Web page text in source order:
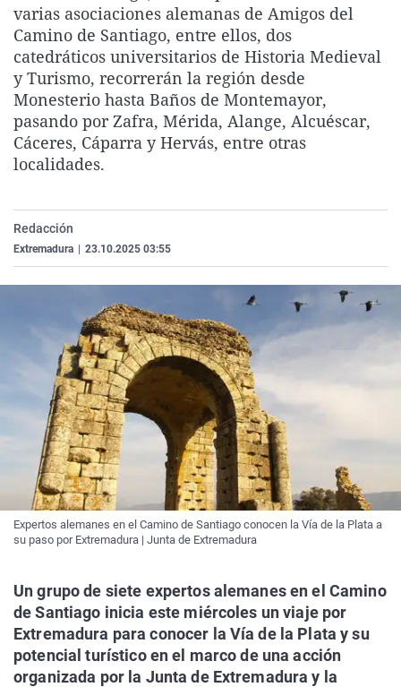
La rosa de los vientos
Gente viajera
Como el perro y el
Caso
Retornados
Equipo de
Operación Viuda
Extremadura
Galicia
La Rioja
Navarra
País Vasco
Virales
Televisión
Elecciones
varias asociaciones alemanas de Amigos del
Camino de Santiago, entre ellos, dos
catedráticos universitarios de Historia Medieval
y Turismo, recorrerán la región desde
Monesterio hasta Baños de Montemayor,
pasando por Zafra, Mérida, Alange, Alcuéscar,
Cáceres, Cáparra y Hervás, entre otras
localidades.
Redacción
Extremadura 23.10.2025 03:55
Expertos alemanes en el Camino de Santiago conocen la Vía de la Plata a
su paso por Extremadura | Junta de Extremadura
Un grupo de siete expertos alemanes en el Camino
de Santiago inicia este miércoles un viaje por
Extremadura para conocer la Vía de la Plata y su
potencial turístico en el marco de una acción
organizada por la Junta de Extremadura y la